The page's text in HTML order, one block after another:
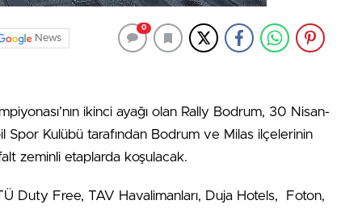
News
0
ikinci ayağı olan Rally Bodrum, 30 Nisan-
Spor Kulübü tarafından Bodrum ve Milas ilçelerinin
zeminli etaplarda koşulacak.
Duty Free, TAV Havalimanları, Duja Hotels, Foton,